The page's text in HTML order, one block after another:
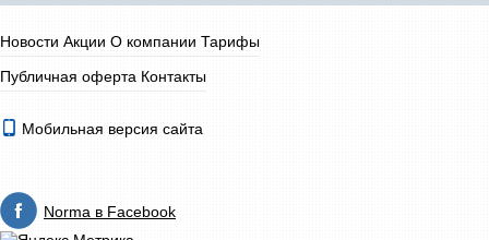
Новости Акции О компании Тарифы
Публичная оферта Контакты
Мобильная версия сайта
Norma в Facebook